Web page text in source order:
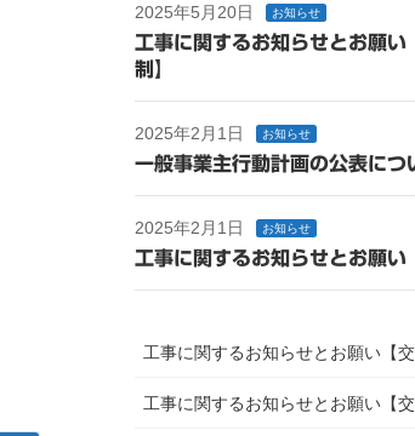
2025年5月20日 お知らせ
工事に関するお知らせとお願い
制】
2025年2月1日 お知らせ
一般事業主行動計画の公表につ
2025年2月1日 お知らせ
工事に関するお知らせとお願い
工事に関するお知らせとお願い【交
工事に関するお知らせとお願い【交